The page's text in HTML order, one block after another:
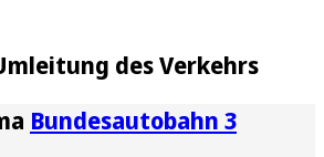
des Verkehrs
Bundesautobahn 3